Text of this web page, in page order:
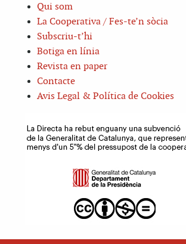
Qui som
La Cooperativa / Fes-te’n sòcia
Subscriu-t’hi
Botiga en línia
Revista en paper
Contacte
Avis Legal & Política de Cookies